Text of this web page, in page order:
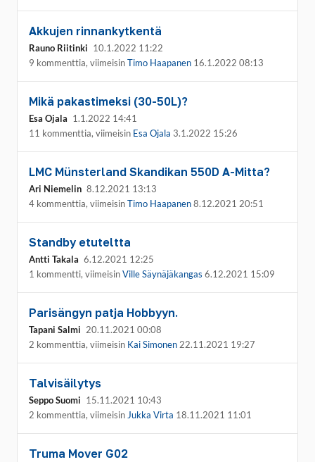
Akkujen rinnankytkentä
Rauno Riitinki 10.1.2022 11:22
9 kommenttia, viimeisinTimo Haapanen 16.1.2022 08:13
Mikä pakastimeksi (30-50L)?
Esa Ojala 1.1.2022 14:41
11 kommenttia, viimeisin Esa Ojala 3.1.2022 15:26
LMC Münsterland Skandikan 550D A-Mitta?
Ari Niemelin 8.12.2021 13:13
4 kommenttia, viimeisinTimo Haapanen8.12.2021 20:51
Standby etuteltta
Antti Takala 6.12.2021 12:25
1 kommentti, viimeisinVille Säynäjäkangas 6.12.2021 15:09
Parisängyn patja Hobbyyn.
Tapani Salmi 20.11.2021 00:08
2 kommenttia, viimeisin Kai Simonen 22.11.2021 19:27
Talvisäilytys
Seppo Suomi 15.11.2021 10:43
2 kommenttia, viimeisin Jukka Virta 18.11.2021 11:01
Truma Mover G02